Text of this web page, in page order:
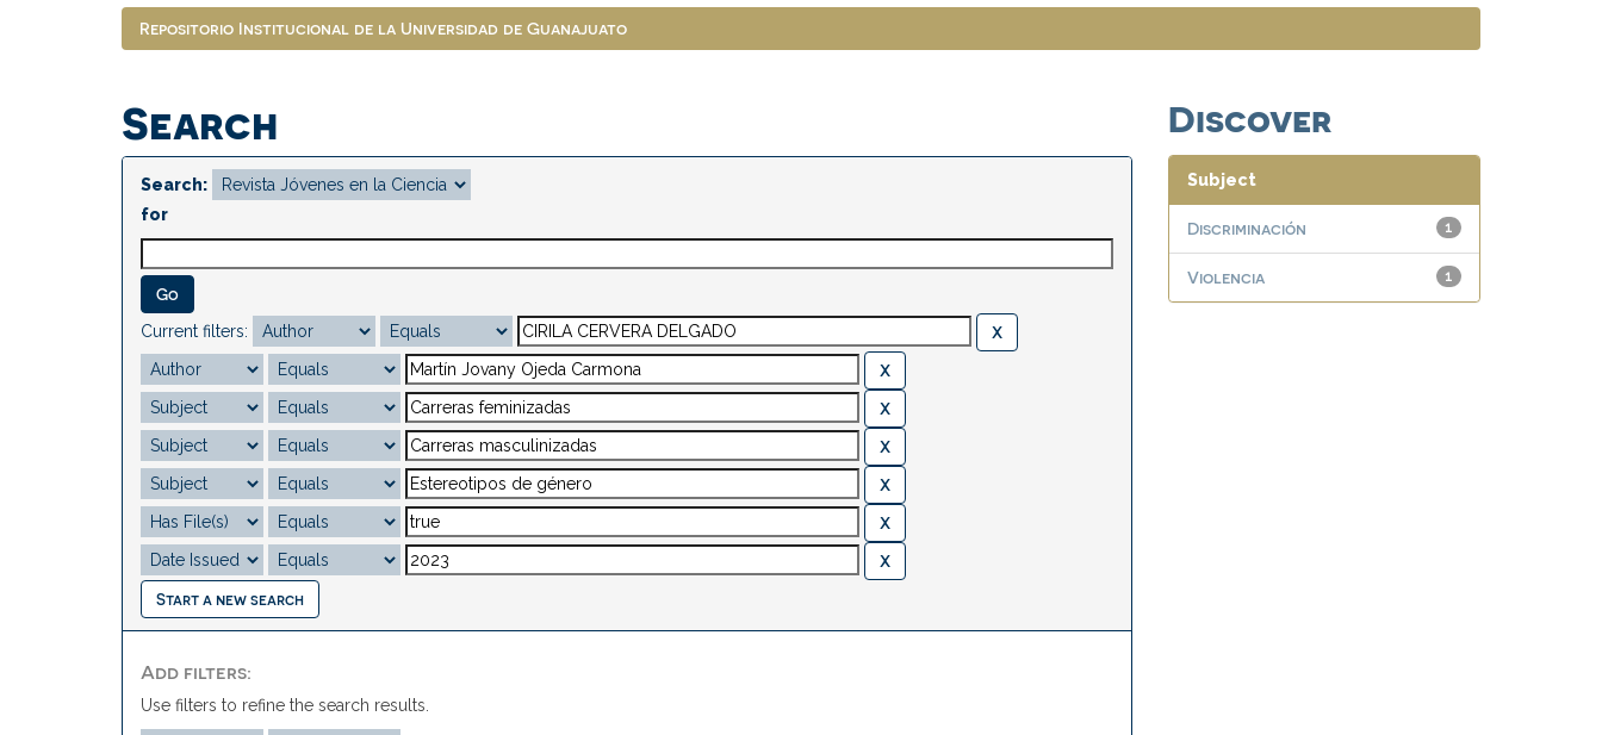
Repositorio Institucional de la Universidad de Guanajuato
Search
Search:
for
Current filters:
Start a new search
Add filters:
Use filters to refine the search results.
Discover
Subject
1
Discriminación
1
Violencia